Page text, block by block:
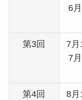
6
第3回
7月
7
第4回
8月